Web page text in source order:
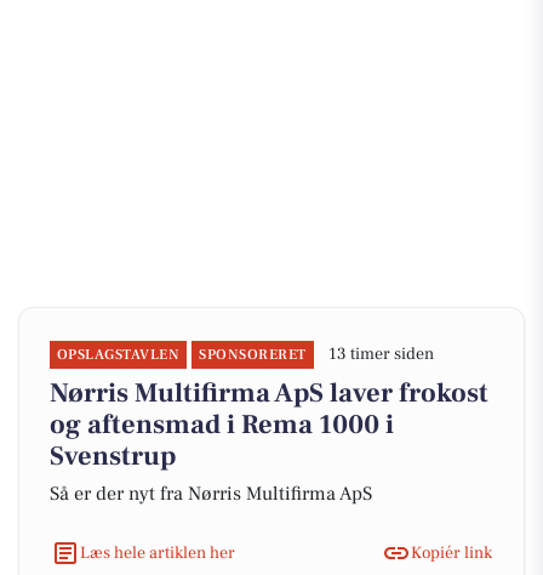
OPSLAGSTAVLEN SPONSORERET 13 timer siden
Nørris Multifirma ApS laver frokost
og aftensmad i Rema 1000 i
Svenstrup
Så er der nyt fra Nørris Multifirma ApS
Læs hele artiklen her Kopiér link